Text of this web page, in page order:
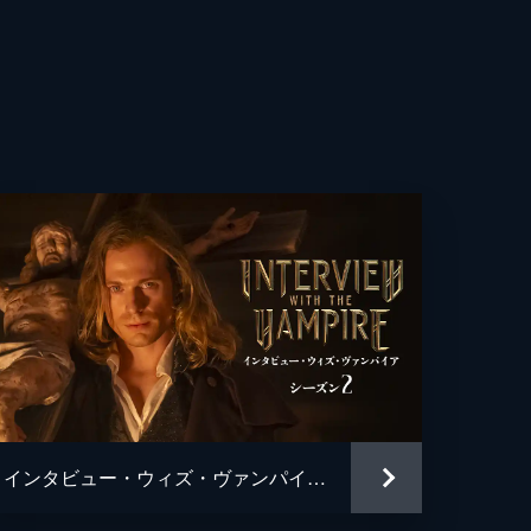
インタビュー・ウィズ・ヴァンパイア シーズン２